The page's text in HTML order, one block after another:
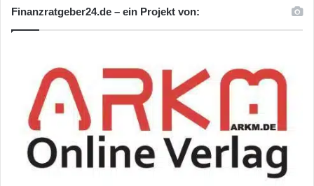
Finanzratgeber24.de – ein Projekt von: